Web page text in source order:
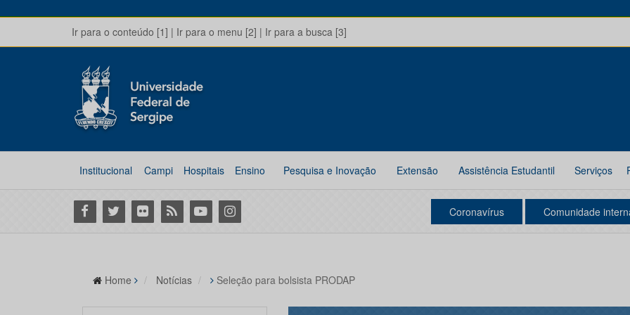
Ir para o conteúdo [1] | Ir para o menu [2] | Ir para a busca [3]
Institucional Campi Hospitais Ensino Pesquisa e Inovação Extensão Assistência Estudantil Serviços
Facebook
Twitter Flickr RSS YoutubeInstagram Coronavírus Comunidade
Home Notícias Seleção para bolsista PRODAP